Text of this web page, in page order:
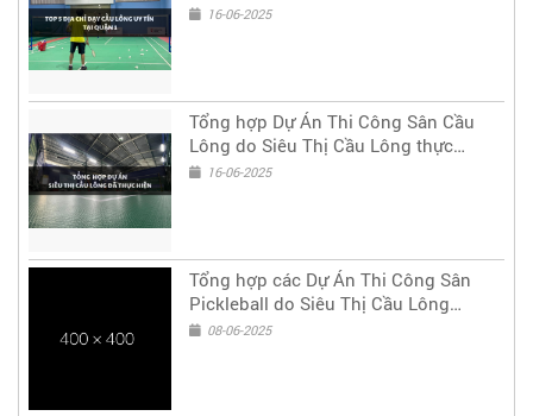
16-06-2025
Tổng hợp Dự Án Thi Công Sân Cầu
Lông do Siêu Thị Cầu Lông thực
hiện16-06-2025
Tổng hợp các Dự Án Thi Công Sân
Pickleball do Siêu Thị Cầu Lông
thực hiện
08-06-2025